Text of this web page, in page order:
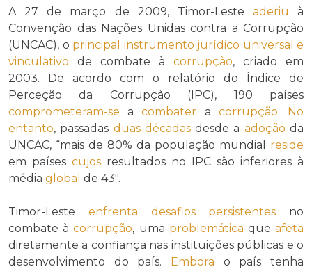
A 27 de março de 2009, Timor-Leste aderiu à
Convenção das Nações Unidas contra a Corrupção
(UNCAC), o principal instrumento jurídico universal e
vinculativo de combate à corrupção, criado em
2003. De acordo com o relatório do Índice de
Perceção da Corrupção (IPC), 190 países
comprometeram-se acombater a corrupção. No
entanto, passadas duas décadasdesde a adoção da
UNCAC, “mais de 80% da população mundial reside
em países cujos resultados no IPC são inferiores à
média global de 43″.
Timor-Leste enfrenta desafios persistentes no
combate àcorrupção, uma problemática queafeta
diretamente a confiança nas instituições públicas e o
desenvolvimento do país. Embora o país tenha